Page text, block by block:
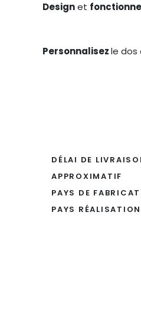
Designet
Personnalisezle dos
DÉLAI DE
APPROXIMATIF
PAYS DE
PAYS